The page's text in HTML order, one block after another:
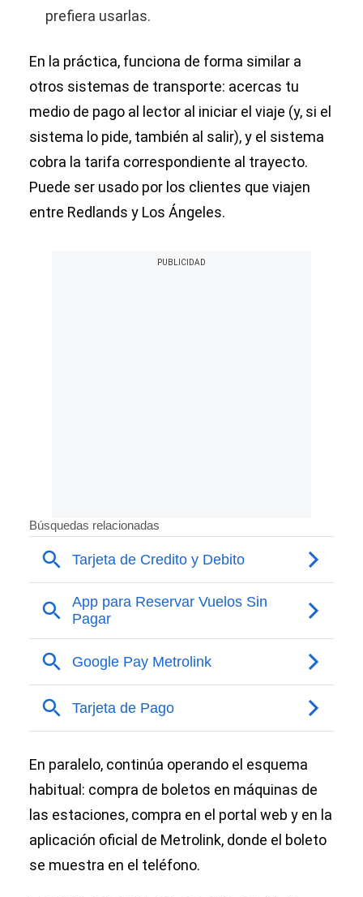
prefiera usarlas.
En la práctica, funciona de forma similar a
otros sistemas de transporte: acercas tu
medio de pago al lector al iniciar el viaje (y, si el
sistema lo pide, también al salir), y el sistema
cobra la tarifa correspondiente al trayecto.
Puede ser usado por los clientes que viajen
entre Redlands y Los Ángeles.
En paralelo, continúa operando el esquema
habitual: compra de boletos en máquinas de
las estaciones, compra en el portal web y en la
aplicación oficial de Metrolink, donde el boleto
se muestra en el teléfono.